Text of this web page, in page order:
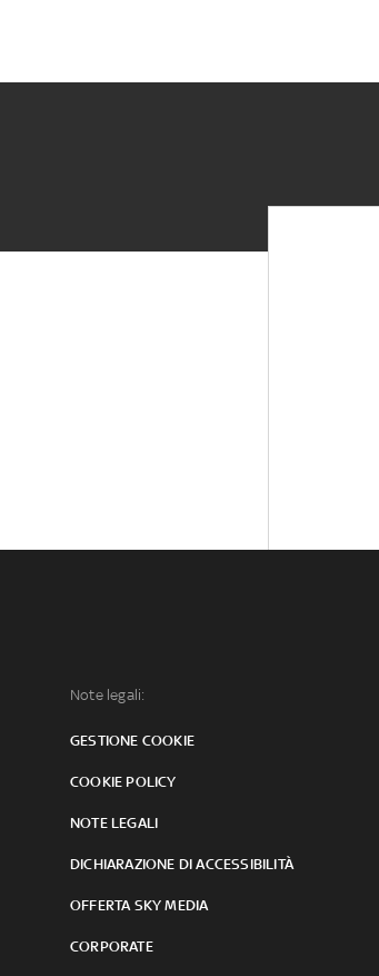
Note legali:
GESTIONE COOKIE
COOKIE POLICY
NOTE LEGALI
DICHIARAZIONE DI ACCESSIBILITÀ
OFFERTA SKY MEDIA
CORPORATE